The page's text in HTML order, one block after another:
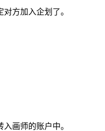
方加入企划了。
画师的账户中。